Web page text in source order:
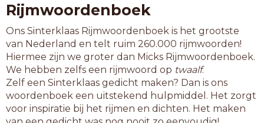
mastiek
metriek
minziek
mystiek
nautiek
portiek
publiek
repliek
ritmiek
Rijmwoordenboek
Ons Sinterklaas Rijmwoordenboek is het grootste
van Nederland en telt ruim 260.000 rijmwoorden!
Hiermee zijn we groter dan Micks Rijmwoordenboek.
We hebben zelfs een rijmwoord op twaalf.
Zelf een Sinterklaas gedicht maken? Dan is ons
woordenboek een uitstekend hulpmiddel. Het zorgt
voor inspiratie bij het rijmen en dichten. Het maken